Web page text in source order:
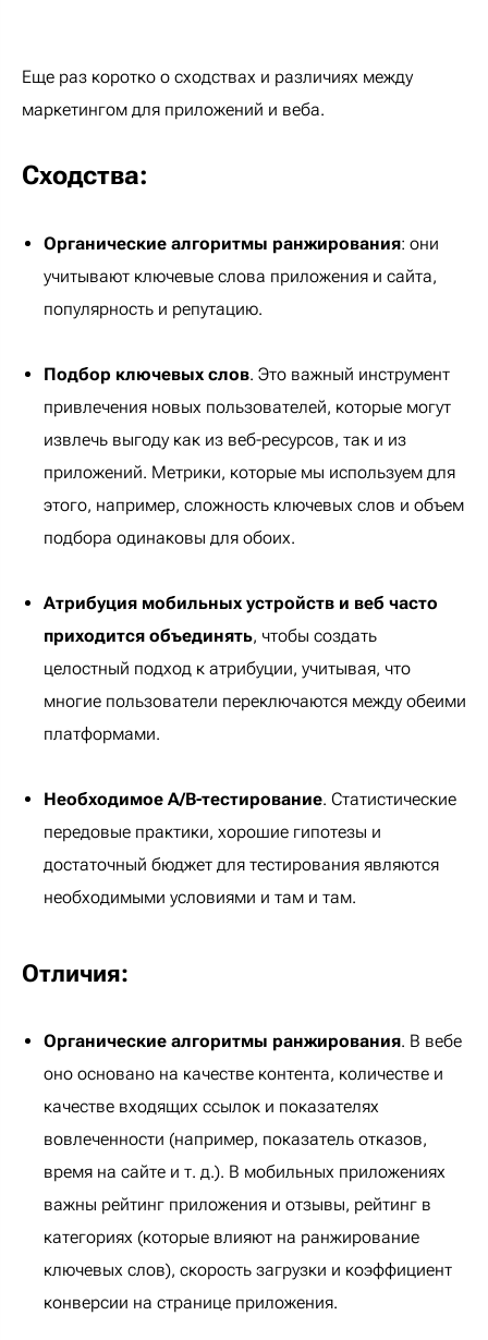
Еще раз коротко о сходствах и различиях между
маркетингом для приложений и веба.
Сходства:
Органические алгоритмы ранжирования: они
учитывают ключевые слова приложения и сайта,
популярность и репутацию.
Подбор ключевых слов. Это важный инструмент
привлечения новых пользователей, которые могут
извлечь выгоду как из веб-ресурсов, так и из
приложений. Метрики, которые мы используем для
этого, например, сложность ключевых слов и объем
подбора одинаковы для обоих.
Атрибуция мобильных устройств и веб часто
приходится объединять, чтобы создать
целостный подход к атрибуции, учитывая, что
многие пользователи переключаются между обеими
платформами.
Необходимое A/B-тестирование. Статистические
передовые практики, хорошие гипотезы и
достаточный бюджет для тестирования являются
необходимыми условиями и там и там.
Отличия:
Органические алгоритмы ранжирования. В вебе
оно основано на качестве контента, количестве и
качестве входящих ссылок и показателях
вовлеченности (например, показатель отказов,
время на сайте и т. д.). В мобильных приложениях
важны рейтинг приложения и отзывы, рейтинг в
категориях (которые влияют на ранжирование
ключевых слов), скорость загрузки и коэффициент
конверсии на странице приложения.